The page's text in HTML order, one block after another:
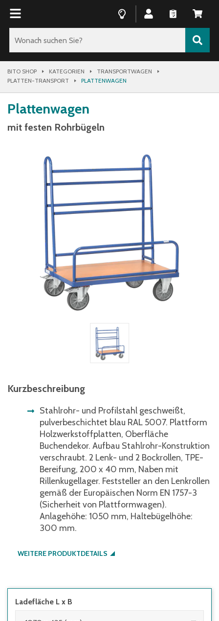
BITO SHOP KATEGORIEN
TRANSPORTWAGEN
PLATTEN-TRANSPORT
PLATTENWAGEN
Plattenwagen
mit festen Rohrbügeln
Kurzbeschreibung
Stahlrohr- und Profilstahl geschweißt,
pulverbeschichtet blau RAL 5007. Plattform
Holzwerkstoffplatten, Oberfläche
Buchendekor. Aufbau Stahlrohr-Konstruktion
verschraubt. 2 Lenk- und 2 Bockrollen, TPE-
Bereifung, 200 x 40 mm, Naben mit
Rillenkugellager. Feststeller an den Lenkrollen
gemäß der Europäischen Norm EN 1757-3
(Sicherheit von Plattformwagen).
Anlagehöhe: 1050 mm, Haltebügelhöhe:
300 mm.
WEITERE PRODUKTDETAILS
Ladefläche L x B